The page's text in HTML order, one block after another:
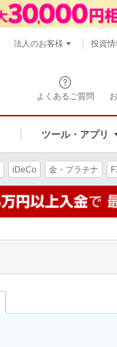
よくあるご質問
ツール・アプリ
法人のお客様 投資
iDeCo 金・プラチナ